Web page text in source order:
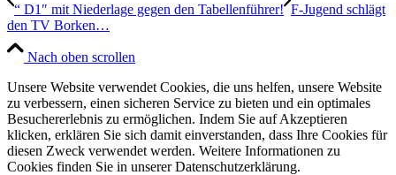
“ D1″ mit Niederlage gegen den Tabellenführer! F-Jugend schlägt
den TV Borken…
Nach oben scrollen
Unsere Website verwendet Cookies, die uns helfen, unsere Website
zu verbessern, einen sicheren Service zu bieten und ein optimales
Besuchererlebnis zu ermöglichen. Indem Sie auf Akzeptieren
klicken, erklären Sie sich damit einverstanden, dass Ihre Cookies für
diesen Zweck verwendet werden. Weitere Informationen zu
Cookies finden Sie in unserer Datenschutzerklärung.